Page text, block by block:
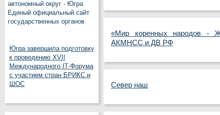
автономный округ - Югра
Единый официальный сайт
государственных органов
Югра завершила подготовку
к проведению XVII
Международного IT‑Форума
с участием стран БРИКС и
ШОС
«Мир коренных народов -
АКМНСС и ДВ РФ
Север наш